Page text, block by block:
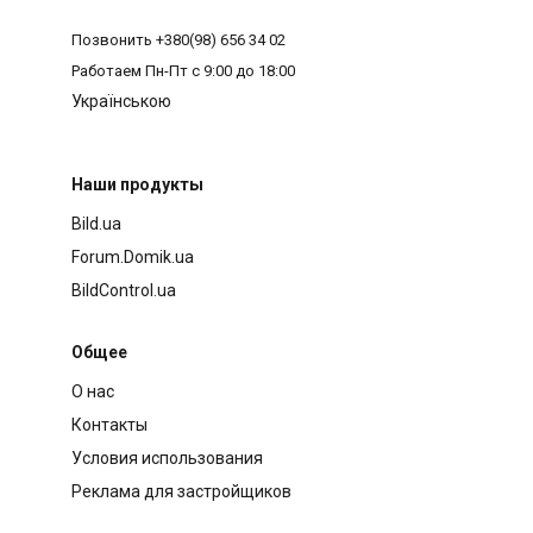
Позвонить +380(98) 656 34 02
Работаем Пн-Пт с 9:00 до 18:00
Українською
Наши продукты
Bild.ua
Forum.Domik.ua
BildControl.ua
Общее
О нас
Контакты
Условия использования
Реклама для застройщиков